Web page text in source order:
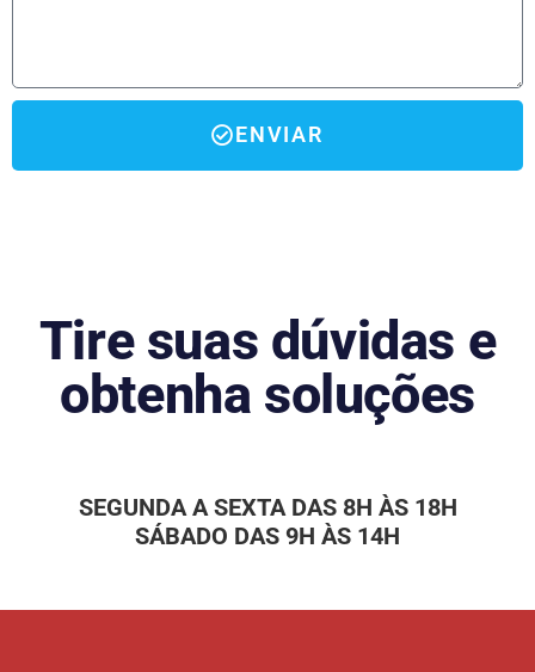
ENVIAR
Tire suas dúvidas e
obtenha soluções
SEGUNDA A SEXTA DAS 8H ÀS 18H
SÁBADO DAS 9H ÀS 14H